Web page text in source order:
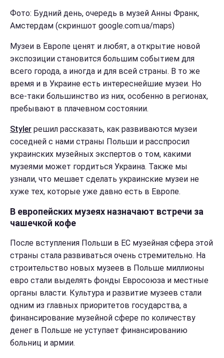
Фото: Будний день, очередь в музей Анны Франк,
Амстердам (скриншот google.com.ua/maps)
Музеи в Европе ценят и любят, а открытие новой
экспозиции становится большим событием для
всего города, а иногда и для всей страны. В то же
время и в Украине есть интереснейшие музеи. Но
все-таки большинство из них, особенно в регионах,
пребывают в плачевном состоянии.
Styler решил рассказать, как развиваются музеи
соседней с нами страны Польши и расспросил
украинских музейных экспертов о том, какими
музеями может гордиться Украина. Также мы
узнали, что мешает сделать украинские музеи не
хуже тех, которые уже давно есть в Европе.
В европейских музеях назначают встречи за
чашечкой кофе
После вступления Польши в ЕС музейная сфера этой
страны стала развиваться очень стремительно. На
строительство новых музеев в Польше миллионы
евро стали выделять фонды Евросоюза и местные
органы власти. Культура и развитие музеев стали
одним из главных приоритетов государства, а
финансирование музейной сфере по количеству
денег в Польше не уступает финансированию
больниц и армии.